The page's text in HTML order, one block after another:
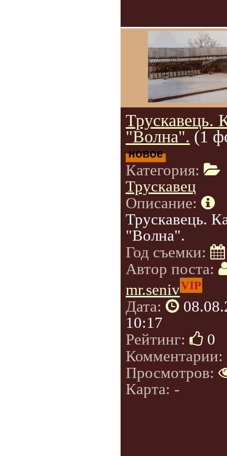
Трускавець.
"Волна". (1
новое
Категория:
Трускавец
Описание:
Трускавець.
"Волна".
Год съемки:
Автор поста:
mr.senivVIP
Дата:
10:17
Рейтинг:
0
Комментарии:
Просмотров:
Карта: -